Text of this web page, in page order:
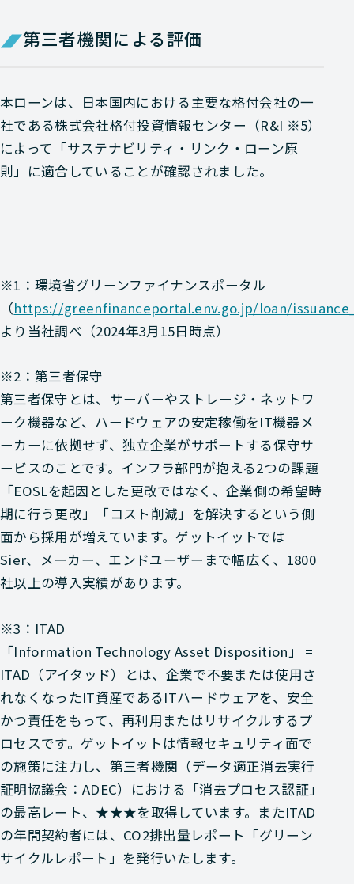
第三者機関による評価
本ローンは、日本国内における主要な格付会社の一
社である株式会社格付投資情報センター（R&I ※5）
によって「サステナビリティ・リンク・ローン原
則」に適合していることが確認されました。
※1：環境省グリーンファイナンスポータル
（https://greenfinanceportal.env.go.jp/loan/
より当社調べ（2024年3月15日時点）
※2：第三者保守
第三者保守とは、サーバーやストレージ・ネットワ
ーク機器など、ハードウェアの安定稼働をIT機器メ
ーカーに依拠せず、独立企業がサポートする保守サ
ービスのことです。インフラ部門が抱える2つの課題
「EOSLを起因とした更改ではなく、企業側の希望時
期に行う更改」「コスト削減」を解決するという側
面から採用が増えています。ゲットイットでは
Sier、メーカー、エンドユーザーまで幅広く、1800
社以上の導入実績があります。
※3：ITAD
「Information Technology Asset Disposition」 =
ITAD（アイタッド）とは、企業で不要または使用さ
れなくなったIT資産であるITハードウェアを、安全
かつ責任をもって、再利用またはリサイクルするプ
ロセスです。ゲットイットは情報セキュリティ面で
の施策に注力し、第三者機関（データ適正消去実行
証明協議会：ADEC）における「消去プロセス認証」
の最高レート、★★★を取得しています。またITAD
の年間契約者には、CO2排出量レポート「グリーン
サイクルレポート」を発行いたします。